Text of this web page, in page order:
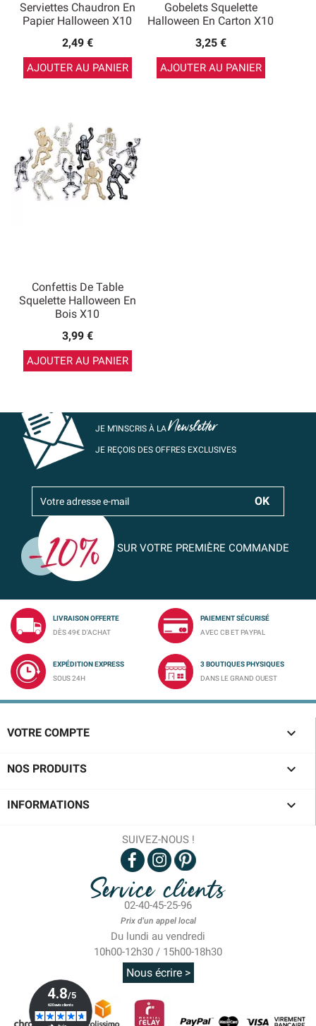
Serviettes Chaudron En
Papier Halloween X10
2,49 €
AJOUTER AU PANIER
Gobelets Squelette
Halloween En Carton X10
3,25 €
AJOUTER AU PANIER
Confettis De Table
Squelette Halloween En
Bois X10
3,99 €
AJOUTER AU PANIER
JE M’INSCRIS À LANewsletter
JE REÇOIS DES OFFRES EXCLUSIVES
SUR VOTRE PREMIÈRE COMMANDE
LIVRAISON OFFERTE
DÈS 49€ D'ACHAT
PAIEMENT SÉCURISÉ
AVEC CB ET PAYPAL
EXPÉDITION EXPRESS
SOUS 24H
3 BOUTIQUES PHYSIQUES
DANS LE GRAND OUEST
VOTRE COMPTE 
NOS PRODUITS 
INFORMATIONS 
SUIVEZ-NOUS !
Service clients
02-40-45-25-96
Prix d'un appel local
Du lundi au vendredi
10h00-12h30 / 15h00-18h30
Nous écrire >